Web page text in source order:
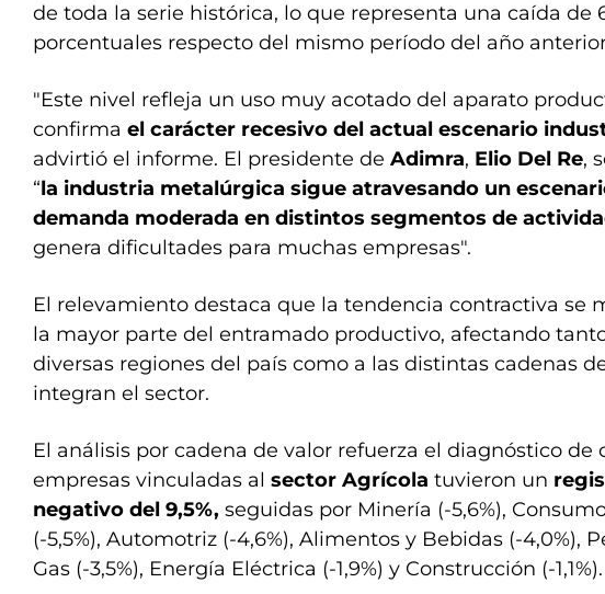
de toda la serie histórica, lo que representa una caída de
porcentuales respecto del mismo período del año
"Este nivel refleja un uso muy acotado del aparato
confirma el carácter recesivo del actual escenario
advirtió el informe. El presidente de Adimra, Elio Del Re,
“la industria metalúrgica sigue atravesando un
demanda moderada en distintos segmentos de
genera dificultades para muchas empresas".
El relevamiento destaca que la tendencia contractiva se
la mayor parte del entramado productivo, afectando
diversas regiones del país como a las distintas cadenas
integran el sector.
El análisis por cadena de valor refuerza el diagnóstico de
empresas vinculadas al sector Agrícola tuvieron un
negativo del 9,5%, seguidas por Minería (-5,6%),
(-5,5%), Automotriz (-4,6%), Alimentos y Bebidas (-4,0%),
Gas (-3,5%), Energía Eléctrica (-1,9%) y Construcción (-1,1%).